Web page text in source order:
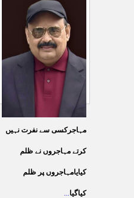
سے ہولی کھیلنابند کی جائے،
الطاف حسین...
مہاجرکسی سے نفرت نہیں
کرتے مہاجروں نے ظلم
کیایامہاجروں پر ظلم
کیاگیا...